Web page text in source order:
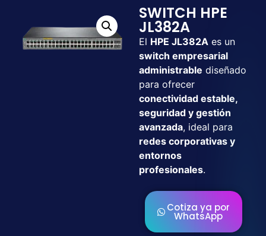
SWITCH HPE
JL382A
El HPE JL382A es un
switch empresarial
administrable diseñado
para ofrecer
conectividad estable,
seguridad y gestión
avanzada, ideal para
redes corporativas y
entornos
profesionales.
Cotiza ya por
WhatsApp